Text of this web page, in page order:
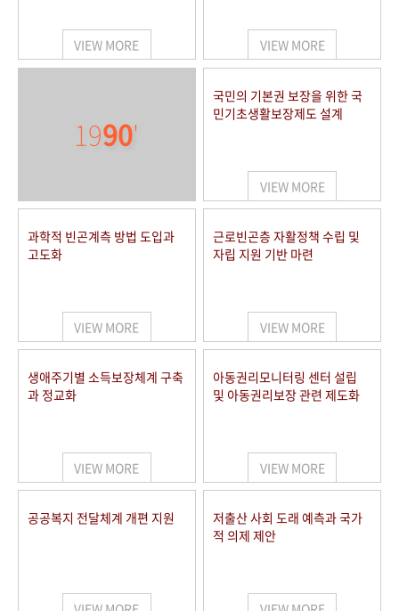
VIEW MORE VIEW MORE
1990'
국민의 기본권 보장을 위한 국
민기초생활보장제도 설계
VIEW MORE
과학적 빈곤계측 방법 도입과
고도화
VIEW MORE
근로빈곤층 자활정책 수립 및
자립 지원 기반 마련
VIEW MORE
생애주기별 소득보장체계 구축
과 정교화
VIEW MORE
아동권리모니터링 센터 설립
및 아동권리보장 관련 제도화
VIEW MORE
공공복지 전달체계 개편 지원
저출산 사회 도래 예측과 국가
적 의제 제안